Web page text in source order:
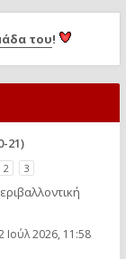
του!
21)
2 3
Ιούλ 2026, 11:58